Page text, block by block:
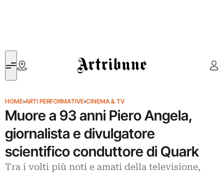
Artribune
HOME›ARTI PERFORMATIVE›CINEMA & TV
Muore a 93 anni Piero Angela,
giornalista e divulgatore
scientifico conduttore di Quark
Tra i volti più noti e amati della televisione,